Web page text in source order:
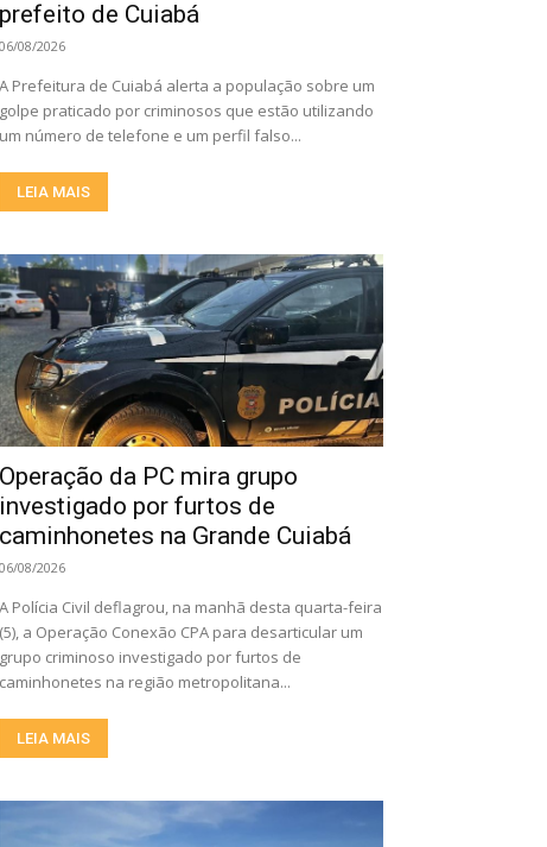
prefeito de Cuiabá
06/08/2026
A Prefeitura de Cuiabá alerta a população sobre um
golpe praticado por criminosos que estão utilizando
um número de telefone e um perfil falso...
LEIA MAIS
Operação da PC mira grupo
investigado por furtos de
caminhonetes na Grande Cuiabá
06/08/2026
A Polícia Civil deflagrou, na manhã desta quarta-feira
(5), a Operação Conexão CPA para desarticular um
grupo criminoso investigado por furtos de
caminhonetes na região metropolitana...
LEIA MAIS